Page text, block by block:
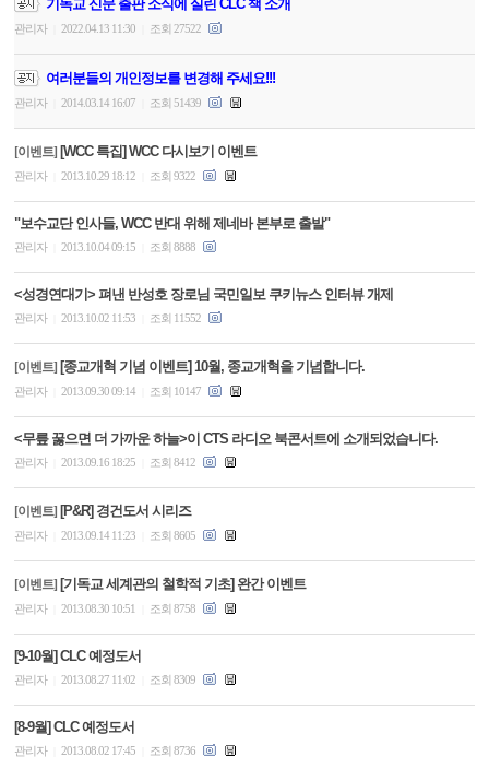
기독교 신문 출판 소식에 실린 CLC 책 소개
관리자 2022.04.13 11:30 조회 27522
여러분들의 개인정보를 변경해 주세요!!!
관리자 2014.03.14 16:07 조회 51439
[이벤트] [WCC 특집] WCC 다시보기 이벤트
관리자 2013.10.29 18:12 조회 9322
"보수교단 인사들, WCC 반대 위해 제네바 본부로 출발"
관리자 2013.10.04 09:15 조회 8888
<성경연대기> 펴낸 반성호 장로님 국민일보 쿠키뉴스 인터뷰 개제
관리자 2013.10.02 11:53 조회 11552
[이벤트] [종교개혁 기념 이벤트] 10월, 종교개혁을 기념합니다.
관리자 2013.09.30 09:14 조회 10147
<무릎 꿇으면 더 가까운 하늘>이 CTS 라디오 북콘서트에 소개되었습니다.
관리자 2013.09.16 18:25 조회 8412
[이벤트] [P&R] 경건도서 시리즈
관리자 2013.09.14 11:23 조회 8605
[이벤트] [기독교 세계관의 철학적 기초] 완간 이벤트
관리자 2013.08.30 10:51 조회 8758
[9-10월] CLC 예정도서
관리자 2013.08.27 11:02 조회 8309
[8-9월] CLC 예정도서
관리자 2013.08.02 17:45 조회 8736